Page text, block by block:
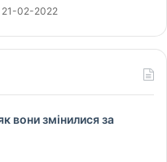
21-02-2022
вони змінилися за